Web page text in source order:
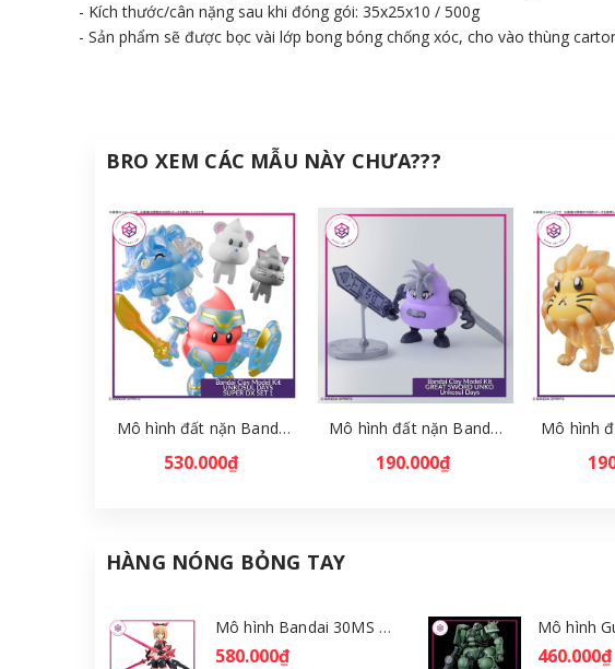
- Kích thước/cân nặng sau khi đóng gói: 35x25x10 / 500g
- Sản phẩm sẽ được bọc vài lớp bong bóng chống xóc, cho vào thùng
BRO XEM CÁC MẪU NÀY CHƯA???
Mô hình đất nặn Bandai Clay Model Kit UNKOSUL DAYS SUPER DX SET 1 - Unkosul Days [GDB]
530.000₫
Mô hình đất nặn Bandai Clay Model Kit GREAT SWORD UNKO - Unkosul Days [GDB]
190.000₫
HÀNG NÓNG BỎNG TAY
Mô hình Bandai 30MS Tiasha (Dahlia Wear) [Color B] [GDB] [30MS]
580.000₫ 460.000₫